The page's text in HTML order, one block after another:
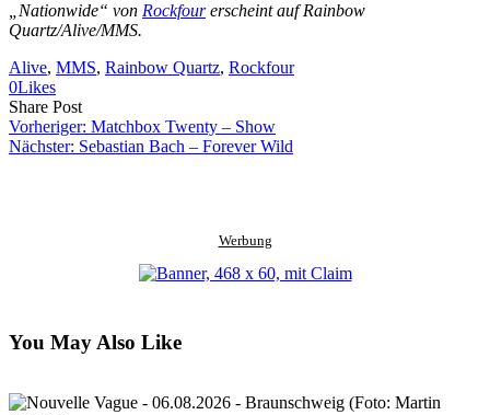
„Nationwide“ von Rockfourerscheint auf Rainbow
Quartz/Alive/MMS.
Alive, MMS, Rainbow Quartz, Rockfour
0Likes
Share PostShare
on
Facebook
Copy
URL
to
Send
Link
via
Vorheriger: Matchbox Twenty – Show
Nächster: Sebastian Bach – Forever Wild
Werbung
You May Also Like